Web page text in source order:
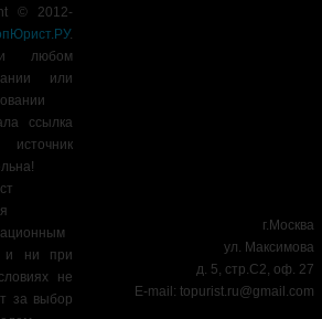
© 2012-
.
любом
или
ссылка
и ни при
не
за выбор
г.Москва
ул. Максимова
д. 5, стр.С2, оф. 27
E-mail:topurist.ru@gmail.com